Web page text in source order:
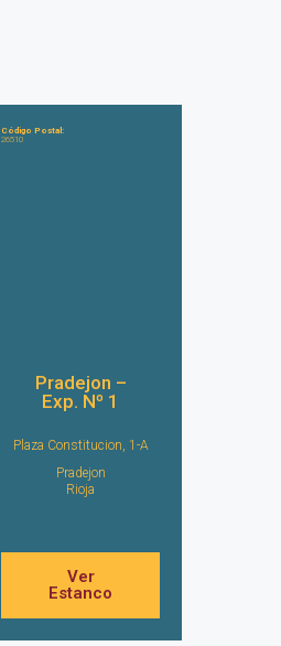
Código Postal:
26510
Pradejon –
Exp. Nº 1
Plaza Constitucion, 1-A
Pradejon
Rioja
Ver
Estanco